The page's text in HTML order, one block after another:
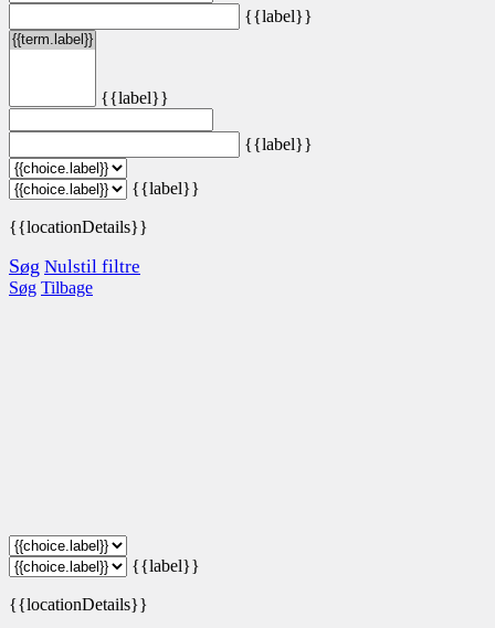
{{label}}
{{label}}
{{label}}
{{label}}
{{locationDetails}}
Søg Nulstil filtre
Søg Tilbage
{{label}}
{{locationDetails}}